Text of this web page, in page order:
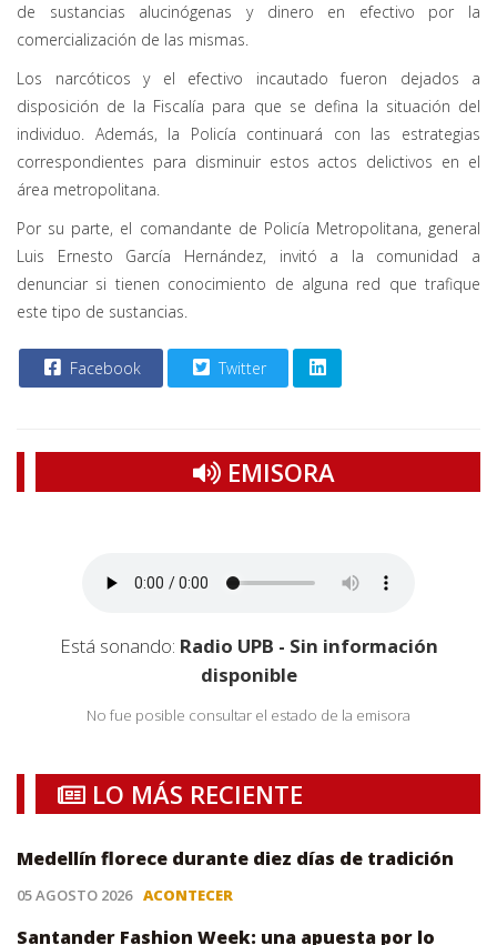
de sustancias alucinógenas y dinero en efectivo por la
comercialización de las mismas.
Los narcóticos y el efectivo incautado fueron dejados a
disposición de la Fiscalía para que se defina la situación del
individuo. Además, la Policía continuará con las estrategias
correspondientes para disminuir estos actos delictivos en el
área metropolitana.
Por su parte, el comandante de Policía Metropolitana, general
Luis Ernesto García Hernández, invitó a la comunidad a
denunciar si tienen conocimiento de alguna red que trafique
este tipo de sustancias.
Facebook Twitter
EMISORA
Está sonando: Radio UPB - Sin información
disponible
No fue posible consultar el estado de la emisora
LO MÁS RECIENTE
Medellín florece durante diez días de tradición
05 AGOSTO 2026 ACONTECER
Santander Fashion Week: una apuesta por lo